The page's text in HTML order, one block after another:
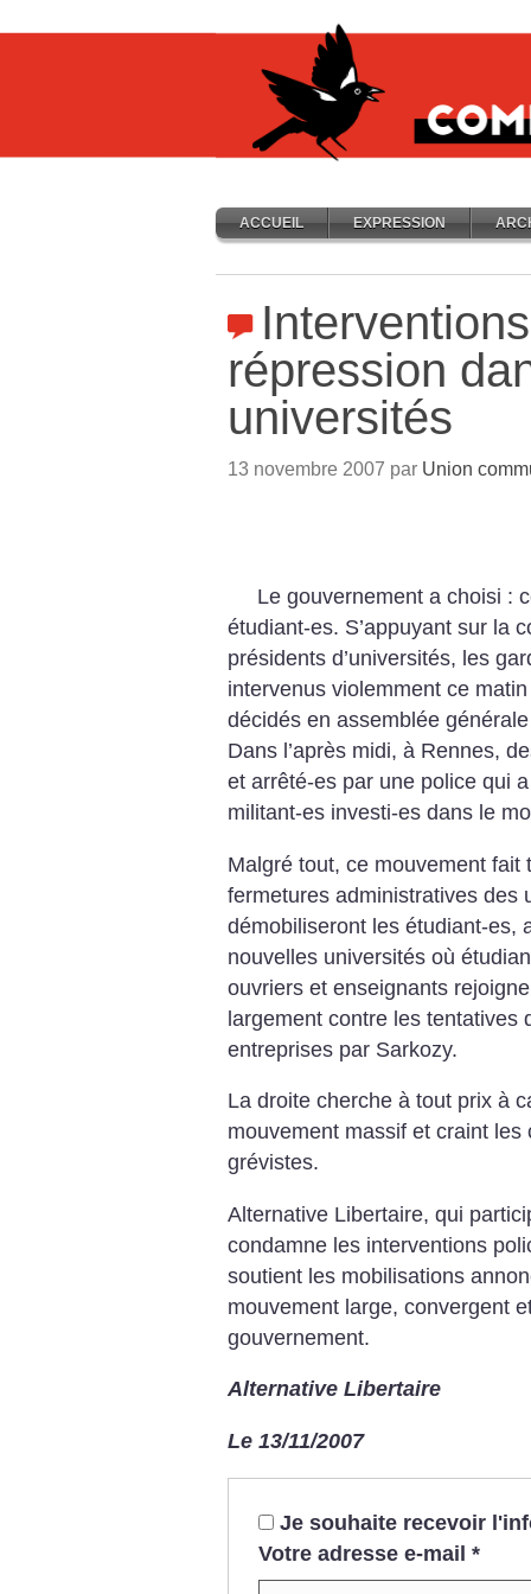
ACCUEIL EXPRESSION
répression
universités
13 novembre 2007 par Union
Le gouvernement a choisi :
étudiant-es. S’appuyant sur la
présidents d’universités, les
intervenus violemment ce
décidés en assemblée
Dans l’après midi, à Rennes,
et arrêté-es par une police qui
militant-es investi-es dans le
Malgré tout, ce mouvement fait
fermetures administratives des
démobiliseront les étudiant-es,
nouvelles universités où
ouvriers et enseignants
largement contre les tentatives
entreprises par Sarkozy.
La droite cherche à tout prix à
mouvement massif et craint
grévistes.
Alternative Libertaire, qui
condamne les interventions
soutient les mobilisations
mouvement large, convergent
gouvernement.
Alternative Libertaire
Le 13/11/2007
Je souhaite recevoir
Votre adresse e-mail *